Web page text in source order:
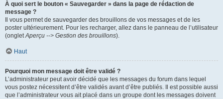
À quoi sert le bouton « Sauvegarder » dans la page de rédaction de
message ?
Il vous permet de sauvegarder des brouillons de vos messages et de les
poster ultérieurement. Pour les recharger, allez dans le panneau de l’utilisateur
(ongletAperçu --> Gestion des brouillons).
Haut
Pourquoi mon message doit être validé ?
L’administrateur peut avoir décidé que les messages du forum dans lequel
vous postez nécessitent d’être validés avant d’être publiés. Il est possible aussi
que l’administrateur vous ait placé dans un groupe dont les messages doivent